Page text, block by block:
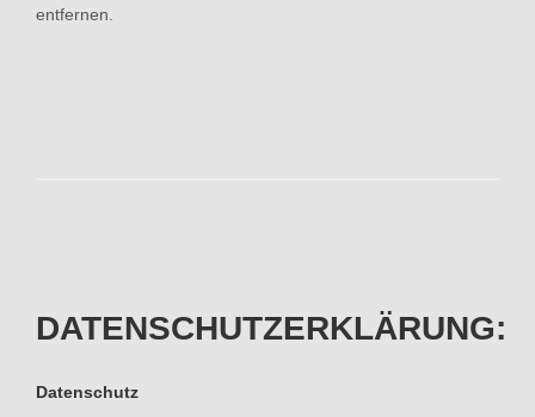
entfernen.
DATENSCHUTZERKLÄRUNG:
Datenschutz